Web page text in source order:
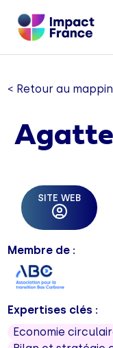
< Retour au
Agatte
SITE WEB
Membre de :
Expertises clés :
Economie